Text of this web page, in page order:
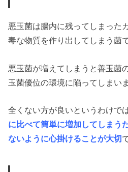
悪玉菌は腸内に残ってしまった
毒な物質を作り出してしまう菌で
悪玉菌が増えてしまうと善玉菌
玉菌優位の環境に陥ってしまいま
全くない方が良いというわけで
に比べて簡単に増加してしまう
ないように心掛けることが大切